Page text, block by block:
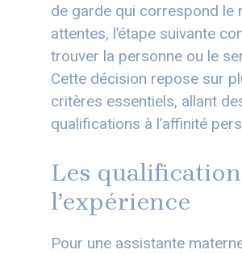
de garde qui correspond le
attentes, l’étape suivante
trouver la personne ou le
Cette décision repose sur
critères essentiels, allant
qualifications à l’affinité
Les
l’expérience
Pour une assistante